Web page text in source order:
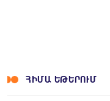
ՀԻՄԱ ԵԹԵՐՈՒՄ